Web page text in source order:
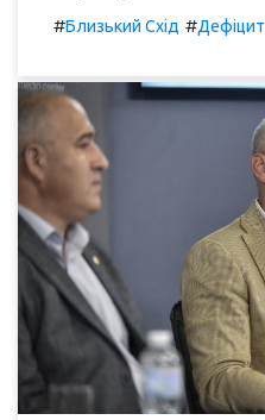
#Близький Схід #Дефіцит